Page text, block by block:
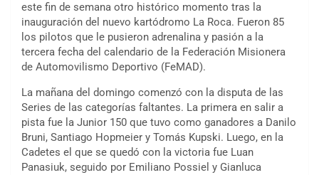
este fin de semana otro histórico momento tras la
inauguración del nuevo kartódromo La Roca. Fueron 85
los pilotos que le pusieron adrenalina y pasión a la
tercera fecha del calendario de la Federación Misionera
de Automovilismo Deportivo (FeMAD).
La mañana del domingo comenzó con la disputa de las
Series de las categorías faltantes. La primera en salir a
pista fue la Junior 150 que tuvo como ganadores a Danilo
Bruni, Santiago Hopmeier y Tomás Kupski. Luego, en la
Cadetes el que se quedó con la victoria fue Luan
Panasiuk, seguido por Emiliano Possiel y Gianluca